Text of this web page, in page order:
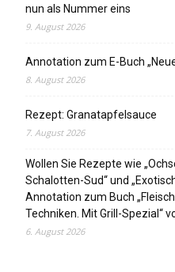
nun als Nummer eins
9. August 2026
Annotation zum E-Buch
8. August 2026
Rezept: Granatapfelsauce
7. August 2026
Wollen Sie Rezepte wie
Schalotten-Sud“ und
Annotation zum Buch
Techniken. Mit Grill-Spezial“
6. August 2026